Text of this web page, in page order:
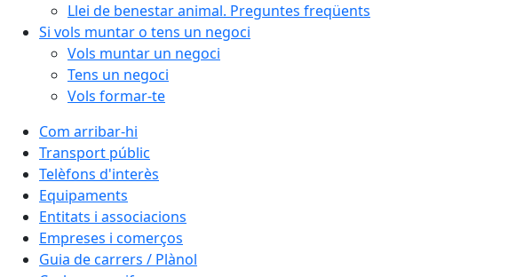
Llei de benestar animal. Preguntes freqüents
Si vols muntar o tens un negoci
Vols muntar un negoci
Tens un negoci
Vols formar-te
Com arribar-hi
Transport públic
Telèfons d'interès
Equipaments
Entitats i associacions
Empreses i comerços
Guia de carrers / Plànol